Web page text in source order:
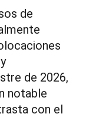
de
de 2026,
notable
con el